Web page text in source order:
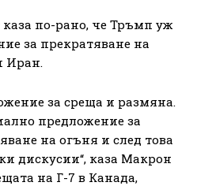
по-рано, че Тръмп уж
за прекратяване на
Иран.
за среща и размяна.
предложение за
на огъня и след това
дискусии“, каза Макрон
на Г-7 в Канада,